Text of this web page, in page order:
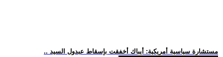
.. مستشارة سياسية أمريكية: أيباك أخفقت بإسقاط عبدول السيد